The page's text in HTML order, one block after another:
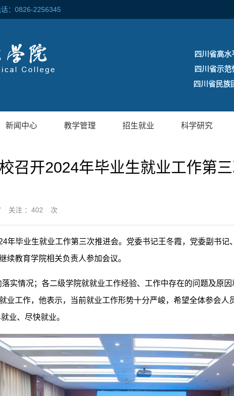
：0826-2256345
四川省高水
四川省示范
四川省民族
新闻中心 教学管理 招生就业 科学研究
召开2024年毕业生就业工作第
关注 ： 402 次
年毕业生就业工作第三次推进会。党委书记王冬霞，党委副书
续教育学院相关负责人参加会议。
实情况；各二级学院就就业工作经验、工作中存在的问题及原
业工作，他表示，当前就业工作形势十分严峻，希望全体参会
业、尽快就业。